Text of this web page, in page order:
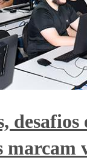
desafios
marcam